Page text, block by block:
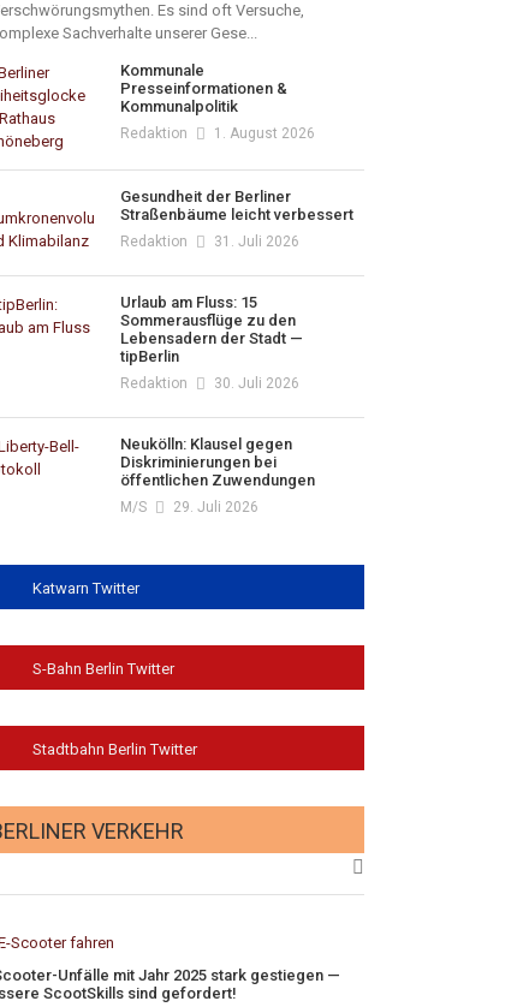
Es sind oft Versuche,
Sachverhalte unserer Gese...
Kommunale
Presseinformationen &
Kommunalpolitik
Redaktion 1. August 2026
Gesundheit der Berliner
Straßenbäume leicht verbessert
Redaktion 31. Juli 2026
Urlaub am Fluss: 15
Sommerausflüge zu den
Lebensadern der Stadt —
tipBerlin
Redaktion 30. Juli 2026
Neukölln: Klausel gegen
Diskriminierungen bei
öffentlichen Zuwendungen
M/s 29. Juli 2026
Katwarn Twitter
S-Bahn Berlin Twitter
Stadtbahn Berlin Twitter
VERKEHR
Unfälle mit Jahr 2025 stark gestiegen —
ScootSkills sind gefordert!